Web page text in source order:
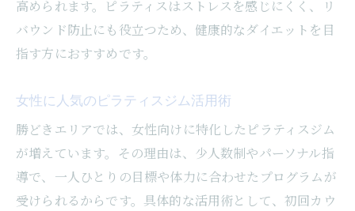
高められます。ピラティスはストレスを感じにくく、リ
バウンド防止にも役立つため、健康的なダイエットを目
指す方におすすめです。
女性に人気のピラティスジム活用術
勝どきエリアでは、女性向けに特化したピラティスジム
が増えています。その理由は、少人数制やパーソナル指
導で、一人ひとりの目標や体力に合わせたプログラムが
受けられるからです。具体的な活用術として、初回カウ